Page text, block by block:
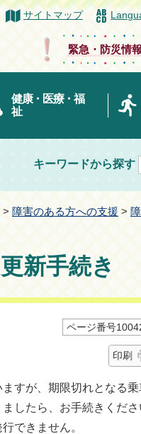
サイトマップ
緊急・防災情報
健康・医療・福
祉
キーワードから探す
> 障害のある方への支援 >
新手続き
ページ番号
印刷
すが、期限切れとなる
したら、お手続きくだ
できません。